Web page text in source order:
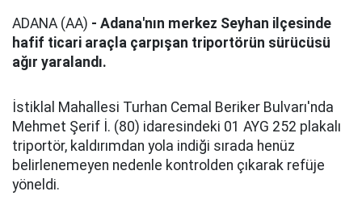
ADANA (AA) - Adana'nın merkez Seyhan ilçesinde
hafif ticari araçla çarpışan triportörün sürücüsü
ağır yaralandı.
İstiklal Mahallesi Turhan Cemal Beriker Bulvarı'nda
Mehmet Şerif İ. (80) idaresindeki 01 AYG 252 plakalı
triportör, kaldırımdan yola indiği sırada henüz
belirlenemeyen nedenle kontrolden çıkarak refüje
yöneldi.